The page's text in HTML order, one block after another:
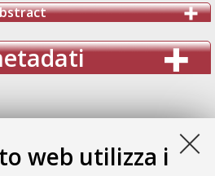
web utilizza i